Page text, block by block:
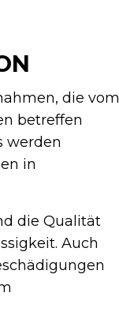
die vom
betreffen
werden
in
die Qualität
Auch